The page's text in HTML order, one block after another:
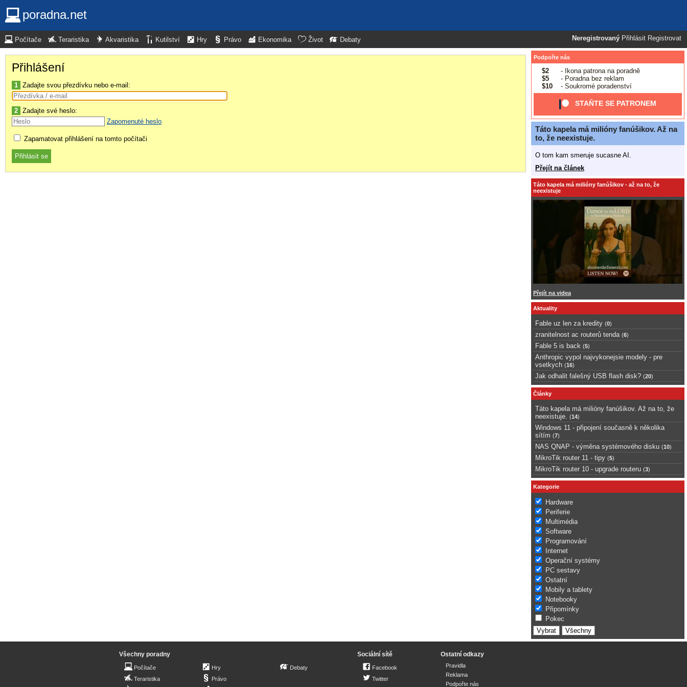
poradna.net
Neregistrovaný Přihlásit Registrovat
Počítače Teraristika Akvaristika Kutilství Hry Právo Ekonomika Život Debaty
Přihlášení
1 Zadajte svou přezdívku nebo e-mail:
2 Zadajte své heslo:
Zapomenuté heslo
Zapamatovat přihlášení na tomto počítači
Podpořte nás
$2
- Ikona patrona na poradně
$5
- Poradna bez reklam
$10
- Soukromé poradenství
STAŇTE SE PATRONEM
Táto kapela má milióny fanúšikov. Až na
to, že neexistuje.
O tom kam smeruje sucasne AI.
Přejít na článek
Táto kapela má milióny fanúšikov - až na to, že
neexistuje
Přejít na videa
Aktuality
Fable uz len za kredity (0)
zranitelnost ac routerů tenda (6)
Fable 5 is back (5)
Anthropic vypol najvykonejsie modely - pre
vsetkych (16)
Jak odhalit falešný USB flash disk? (20)
Články
Táto kapela má milióny fanúšikov. Až na to, že
neexistuje.
(14)
Windows 11 - připojení současně k několika
sítím (7)
NAS QNAP - výměna systémového disku (10)
MikroTik router 11 - tipy (5)
MikroTik router 10 - upgrade routeru (3)
Kategorie
Hardware
Periferie
Multimédia
Software
Programování
Internet
Operační systémy
PC sestavy
Ostatní
Mobily a tablety
Notebooky
Připomínky
Pokec
Všechny poradny
Počítače
Teraristika
Hry
Právo
Debaty
Sociální sítě
Facebook
Twitter
Ostatní odkazy
Pravidla
Reklama
Podpořte nás